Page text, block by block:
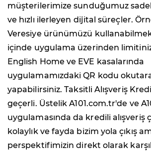
müşterilerimize sunduğumuz
ve hızlı ilerleyen dijital süreçler.
Veresiye ürünümüzü
içinde uygulama üzerinden
English Home ve EVE kasalarında
uygulamamızdaki QR kodu
yapabilirsiniz. Taksitli Alışveriş
geçerli. Üstelik A101.com.tr'de ve
uygulamasında da kredili alışveriş
kolaylık ve fayda bizim yola çıkış
perspektifimizin direkt olarak